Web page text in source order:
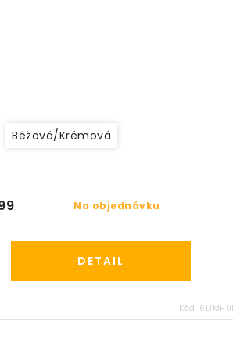
Béžová/Krémová
Na objednávku
DETAIL
Kód: